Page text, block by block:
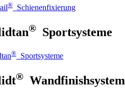
® Schienenfixierung
® Sportsysteme
® Sportsysteme
® Wandfinishsystem